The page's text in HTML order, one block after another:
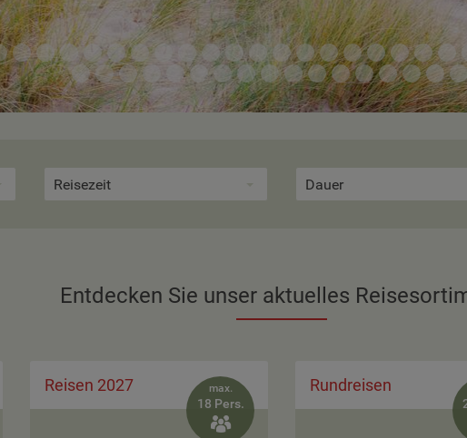
Reisezeit Dauer
Entdecken Sie unser aktuelles
max.
18 Pers.

Reisen 2027 Rundreisen